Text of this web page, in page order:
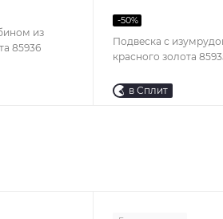
из
85936
Подвеска с
красного золота
-50%
в Сплит